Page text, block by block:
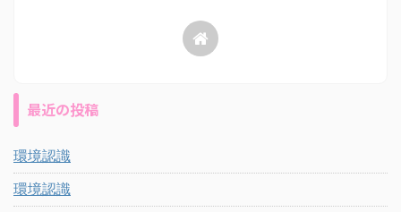
最近の投稿
環境認識
環境認識